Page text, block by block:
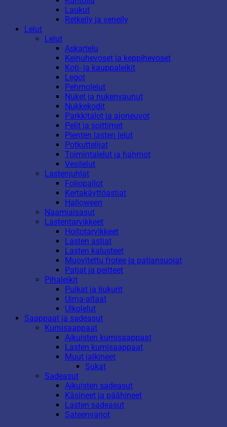
Laukut
Retkeily ja veneily
Lelut
Lelut
Askartelu
Keinuhevoset ja keppihevoset
Koti- ja kauppaleikit
Legot
Pehmolelut
Nuket ja nukenvaunut
Nukkekodit
Parkkitalot ja ajoneuvot
Pelit ja soittimet
Pienten lasten lelut
Potkuttelijat
Toimintalelut ja hahmot
Vesilelut
Lastenjuhlat
Foliopallot
Kertakäyttöastiat
Halloween
Naamiaisasut
Lastentarvikkeet
Hoitotarvikkeet
Lasten astiat
Lasten kalusteet
Muovitettu frotee ja patjansuojat
Patjat ja peitteet
Pihaleikit
Pulkat ja liukurit
Uima-altaat
Ulkolelut
Saappaat ja sadeasut
Kumisaappaat
Aikuisten kumisaappaat
Lasten kumisaappaat
Muut jalkineet
Sukat
Sadeasut
Aikuisten sadeasut
Käsineet ja päähineet
Lasten sadeasut
Sateenvarjot